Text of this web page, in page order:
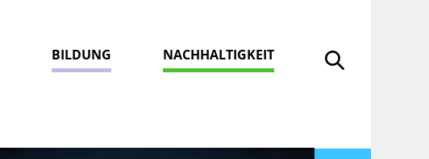
Suche öffnen
BILDUNG NACHHALTIGKEIT